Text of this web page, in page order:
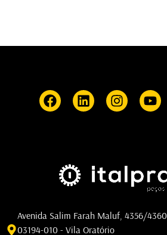
Avenida Salim Farah Maluf, 4356/4360
03194-010 - Vila Oratório